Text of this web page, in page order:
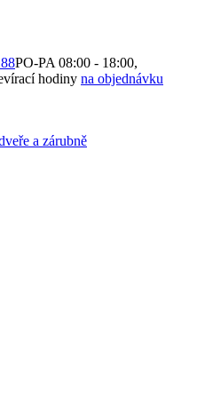
PO-PA 08:00 - 18:00,
hodiny na objednávku
a zárubně